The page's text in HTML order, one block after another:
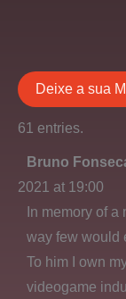
61 entries.
Bruno
2021 at 19:00
In memory of
way few would
To him I own
videogame
Toggle
this